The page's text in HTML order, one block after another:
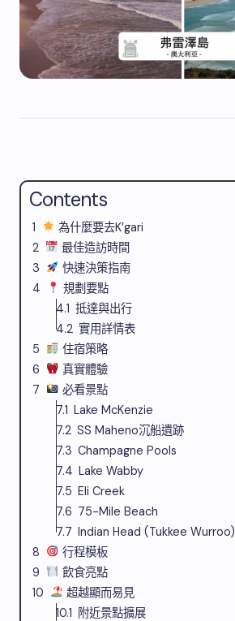
Contents
為什麼要去K’gari
最佳造訪時間
快速決策指南
規劃要點
抵達與出行
實用詳情表
住宿策略
真實體驗
必看景點
Lake McKenzie
SS Maheno沉船遺跡
Champagne Pools
Lake Wabby
Eli Creek
75-Mile Beach
Indian Head (Tukkee Wurroo)
行程模板
飲食亮點
超越顯而易見
附近景點擴展